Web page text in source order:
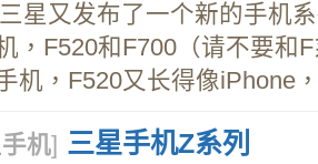
星又发布了一个新的手机
，F520和F700（请不要和
机，F520又长得像iPhone
机] 三星手机Z系列